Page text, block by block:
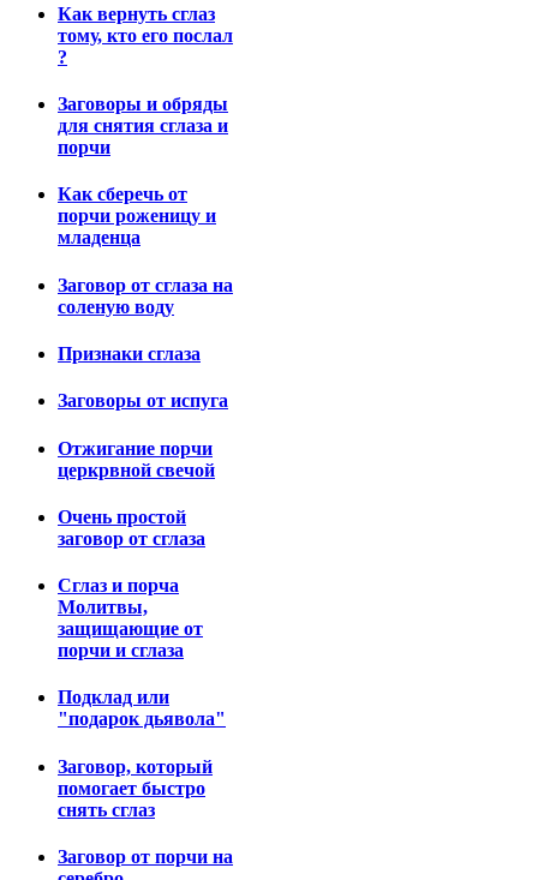
Как вернуть сглаз
тому, кто его послал
?
Заговоры и обряды
для снятия сглаза и
порчи
Как сберечь от
порчи роженицу и
младенца
Заговор от сглаза на
соленую воду
Признаки сглаза
Заговоры от испуга
Отжигание порчи
церкрвной свечой
Очень простой
заговор от сглаза
Сглаз и порча
Молитвы,
защищающие от
порчи и сглаза
Подклад или
"подарок дьявола"
Заговор, который
помогает быстро
снять сглаз
Заговор от порчи на